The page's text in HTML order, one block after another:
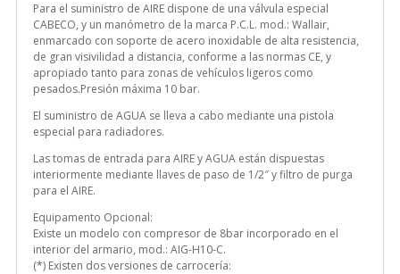
Para el suministro de AIRE dispone de una válvula especial
CABECO, y un manómetro de la marca P.C.L. mod.: Wallair,
enmarcado con soporte de acero inoxidable de alta resistencia,
de gran visivilidad a distancia, conforme a las normas CE, y
apropiado tanto para zonas de vehículos ligeros como
pesados.Presión máxima 10 bar.
El suministro de AGUA se lleva a cabo mediante una pistola
especial para radiadores.
Las tomas de entrada para AIRE y AGUA están dispuestas
interiormente mediante llaves de paso de 1/2″ y filtro de purga
para el AIRE.
Equipamento Opcional:
Existe un modelo con compresor de 8bar incorporado en el
interior del armario, mod.: AIG-H10-C.
(*) Existen dos versiones de carrocería: